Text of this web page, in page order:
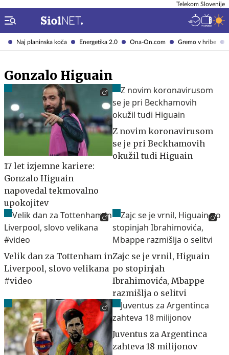
Naj planinska koča Energetika 2.0 Ona-On.com Gremo v hribe
Telekom Slovenije
Gonzalo Higuain
17 let izjemne kariere:
Gonzalo Higuain
napovedal tekmovalno
upokojitev
Z novim koronavirusom
se je pri Beckhamovih
okužil tudi Higuain
Velik dan za Tottenham in
Liverpool, slovo velikana
#video
Zajc se je vrnil, Higuain
po stopinjah
Ibrahimovića, Mbappe
razmišlja o selitvi
Juventus za Argentinca
zahteva 18 milijonov